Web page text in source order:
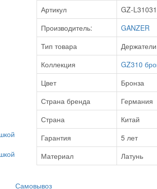
Артикул
GZ-
Производитель:
GANZER
Тип товара
Коллекция
GZ310
Цвет
Бронза
Страна бренда
Германия
Страна
Китай
Гарантия
5 лет
Материал
Латунь
Самовывоз